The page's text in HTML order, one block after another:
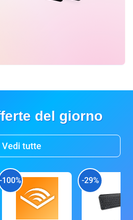
del giorno
Vedi tutte
-100% -29%